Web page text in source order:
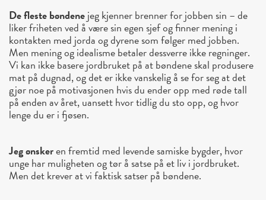
De fleste bøndenejeg kjenner brenner for jobben sin – de
liker friheten ved å være sin egen sjef og finner mening i
kontakten med jorda og dyrene som følger med jobben.
Men mening og idealisme betaler dessverre ikke regninger.
Vi kan ikke basere jordbruket på at bøndene skal produsere
mat på dugnad, og det er ikke vanskelig å se for seg at det
gjør noe på motivasjonen hvis du ender opp med røde tall
på enden av året, uansett hvor tidlig du sto opp, og hvor
lenge du er i fjøsen.
Jeg ønskeren fremtid med levende samiske bygder, hvor
unge har muligheten og tør å satse på et liv i jordbruket.
Men det krever at vi faktisk satser på bøndene.